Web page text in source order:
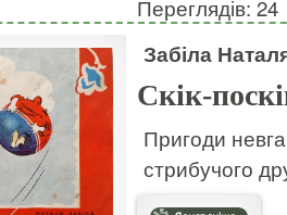
Переглядів: 24
Забіла
Скік-
Пригоди
стрибучого